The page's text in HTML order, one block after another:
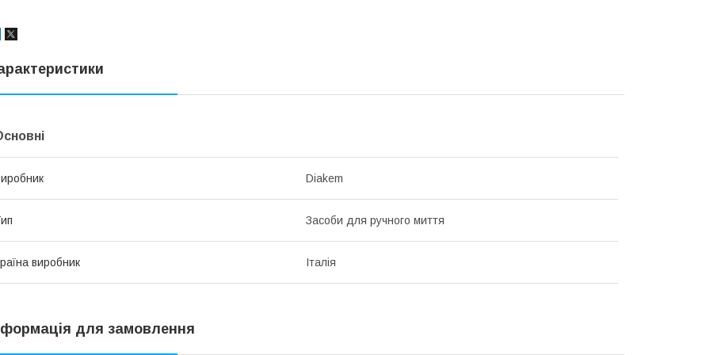
Diakem
Засоби для ручного миття
виробник Італія
для замовлення